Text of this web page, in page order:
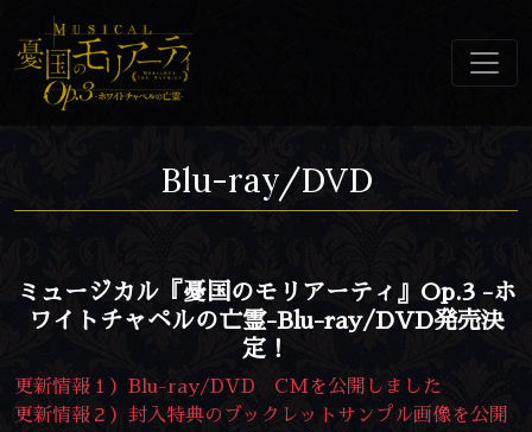
Blu-ray/DVD
ミュージカル『憂国のモリアーティ』Op.3 -ホ
ワイトチャペルの亡霊-Blu-ray/DVD発売決
定！
更新情報１）Blu-ray/DVD CMを公開しました
更新情報２）封入特典のブックレットサンプル画像を公開